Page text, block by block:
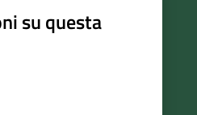
su questa